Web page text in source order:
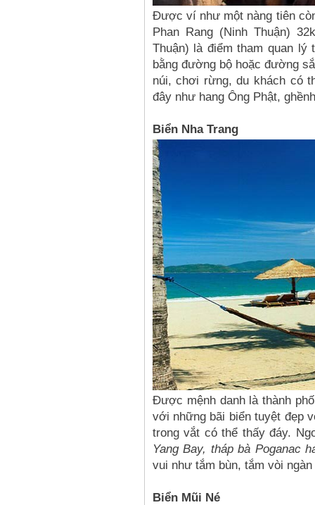
Được ví như một nàng tiên
Phan Rang (Ninh Thuận)
Thuận) là điểm tham quan
bằng đường bộ hoặc đường
núi, chơi rừng, du khách có
đây như hang Ông Phật,
Biển Nha Trang
Được mệnh danh là thành
với những bãi biển tuyệt đẹp
trong vắt có thể thấy đáy.
Yang Bay, tháp bà Poganac
vui như tắm bùn, tắm vòi
Biển Mũi Né